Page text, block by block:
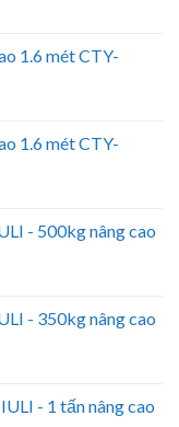
1.6 mét CTY-
1.6 mét CTY-
- 500kg nâng cao
- 350kg nâng cao
- 1 tấn nâng cao